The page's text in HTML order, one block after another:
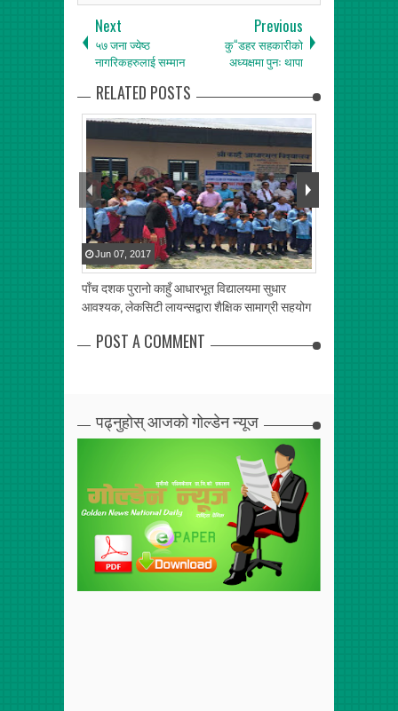
Next
५७ जना ज्येष्ठ
नागरिकहरुलाई सम्मान
Previous
कु“डहर सहकारीको
अध्यक्षमा पुनः थापा
RELATED POSTS
पाँच दशक पुरानो काहुँ आधारभूत विद्यालयमा सुधार
आवश्यक, लेकसिटी लायन्सद्वारा शैक्षिक सामाग्री सहयोग
Jun 07 2017
POST A COMMENT
पढ्नुहोस् आजको गोल्डेन न्यूज